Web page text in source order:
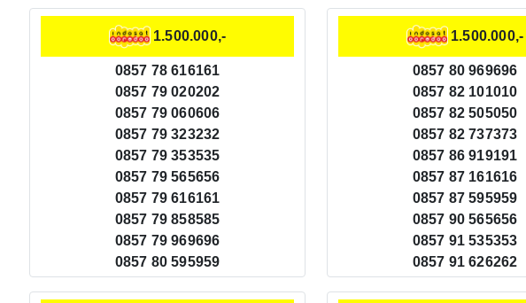
1.500.000,-
0857 78 616161
0857 79 020202
0857 79 060606
0857 79 323232
0857 79 353535
0857 79 565656
0857 79 616161
0857 79 858585
0857 79 969696
0857 80 595959
1.500.000,-
0857 80 969696
0857 82 101010
0857 82 505050
0857 82 737373
0857 86 919191
0857 87 161616
0857 87 595959
0857 90 565656
0857 91 535353
0857 91 626262